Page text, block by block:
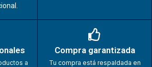
a
Compra garantizada
Tu compra está respaldada en